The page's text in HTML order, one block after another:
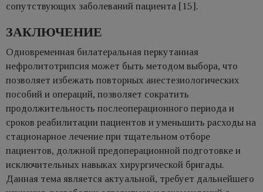
сопутствующих заболеваний пациента [15].
ЗАКЛЮЧЕНИЕ
Одновременная билатеральная перкутанная
нефролитотрипсия может быть методом выбора, что
позволяет избежать повторных анестезиологических
пособий и операций, позволяет сократить
продолжительность послеоперационного периода и
сроков реабилитации пациентов и уменьшить расходы на
стационарное лечение при тщательном отборе
пациентов, должной предоперационной подготовке и
исключительных навыках хирургической бригады.
Данная тема является актуальной, требует дальнейшего